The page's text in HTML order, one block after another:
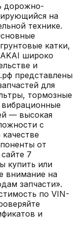
дорожно-
на
технике.
катки,
широко
и
представлены
для
тормозные
вибрационные
— высокая
с
от
7
купить или
внимание на
запчасти».
по VIN-
и